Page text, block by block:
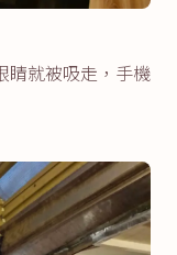
睛就被吸走，手機